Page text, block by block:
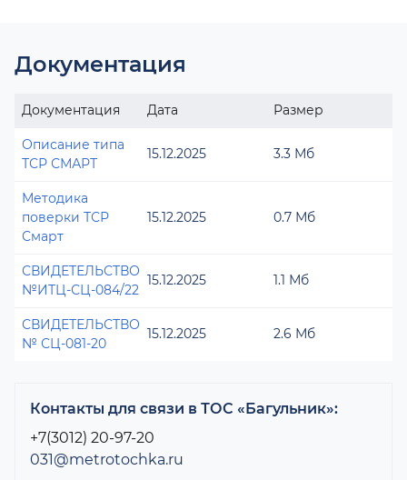
Документация
Документация Дата Размер
Описание типа
ТСР СМАРТ
15.12.2025 3.3 Мб
Методика
поверки ТСР
Смарт
15.12.2025 0.7 Мб
СВИДЕТЕЛЬСТВО
№ИТЦ-СЦ-084/22
15.12.2025 1.1 Мб
СВИДЕТЕЛЬСТВО
№ СЦ-081-20
15.12.2025 2.6 Мб
Контакты для связи в ТОС «Багульник»:
+7(3012) 20-97-20
031@metrotochka.ru